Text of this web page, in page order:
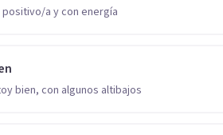
a y con energía
bien, con algunos altibajos